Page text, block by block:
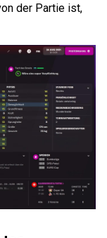
der Partie ist,